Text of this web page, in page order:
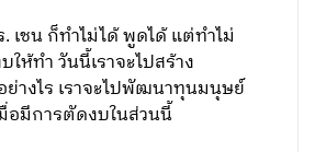
เชน ก็ทำไม่ได้ พูดได้ แต่ทำไม่
ให้ทำ วันนี้เราจะไปสร้าง
ย่างไร เราจะไปพัฒนาทุนมนุษย์
มื่อมีการตัดงบในส่วนนี้